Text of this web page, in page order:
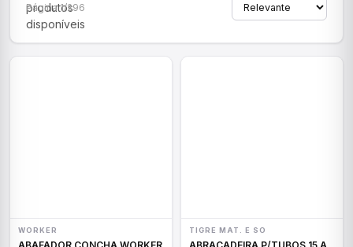
produtos
disponíveis
Página 1/296
WORKER TIGRE MAT. E SO